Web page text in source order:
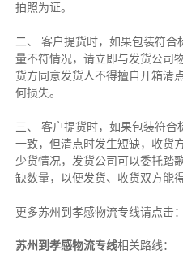
拍照为证。
二、 客户提货时，如果包装符
量不符情况，请立即与发货公司
货方同意发货人不得擅自开箱清
何损失。
三、 客户提货时，如果包装符
一致，但清点时发生短缺，收货
少货情况，发货公司可以委托踏
缺数量，以便发货、收货双方能
更多苏州到孝感物流专线请点击：
苏州到孝感物流专线相关路线：